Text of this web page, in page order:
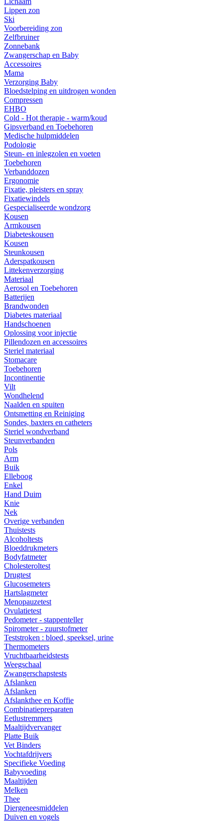
Lippen zon
Ski
Voorbereiding zon
Zelfbruiner
Zonnebank
Zwangerschap en Baby
Accessoires
Mama
Verzorging Baby
Bloedstelping en uitdrogen wonden
Compressen
EHBO
Cold - Hot therapie - warm/koud
Gipsverband en Toebehoren
Medische hulpmiddelen
Podologie
Steun- en inlegzolen en voeten
Toebehoren
Verbanddozen
Ergonomie
Fixatie, pleisters en spray
Fixatiewindels
Gespecialiseerde wondzorg
Kousen
Armkousen
Diabeteskousen
Kousen
Steunkousen
Aderspatkousen
Littekenverzorging
Materiaal
Aerosol en Toebehoren
Batterijen
Brandwonden
Diabetes materiaal
Handschoenen
Oplossing voor injectie
Pillendozen en accessoires
Steriel materiaal
Stomacare
Toebehoren
Incontinentie
Vilt
Wondhelend
Naalden en spuiten
Ontsmetting en Reiniging
Sondes, baxters en catheters
Steriel wondverband
Steunverbanden
Pols
Arm
Buik
Elleboog
Enkel
Hand Duim
Knie
Nek
Overige verbanden
Thuistests
Alcoholtests
Bloeddrukmeters
Bodyfatmeter
Cholesteroltest
Drugtest
Glucosemeters
Hartslagmeter
Menopauzetest
Ovulatietest
Pedometer - stappenteller
Spirometer - zuurstofmeter
Teststroken : bloed, speeksel, urine
Thermometers
Vruchtbaarheidstests
Weegschaal
Zwangerschapstests
Afslanken
Afslanken
Afslankthee en Koffie
Combinatiepreparaten
Eetlustremmers
Maaltijdvervanger
Platte Buik
Vet Binders
Vochtafdrijvers
Specifieke Voeding
Babyvoeding
Maaltijden
Melken
Thee
Diergeneesmiddelen
Duiven en vogels